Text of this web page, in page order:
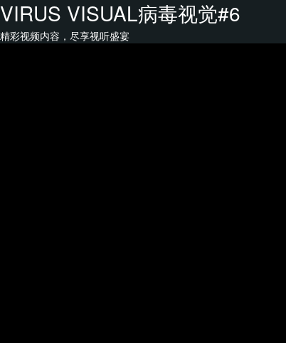
VIRUS VISUAL病毒视觉#6
精彩视频内容，尽享视听盛宴